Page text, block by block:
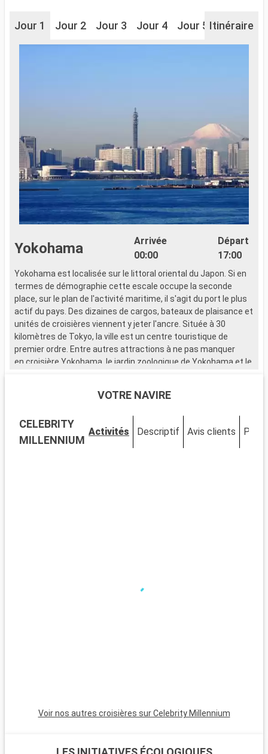
Jour 1 Jour 2 Jour 3 Jour 4 Jour 5 Jour 6
Itinéraire
Yokohama
Arrivée
00:00
Départ
17:00
Yokohama est localisée sur le littoral oriental du Japon. Si en
termes de démographie cette escale occupe la seconde
place, sur le plan de l'activité maritime, il s'agit du port le plus
actif du pays. Des dizaines de cargos, bateaux de plaisance et
unités de croisières viennent y jeter l'ancre. Située à 30
kilomètres de Tokyo, la ville est un centre touristique de
premier ordre. Entre autres attractions à ne pas manquer
en croisière Yokohama, le jardin zoologique de Yokohama et le
d'attractions de Yokohama Hakkeijima Sea Paradise est le lieu
en croisières Yokohama. D'autres préfèreront le shopping
dans les nombreux centres commerciaux qui ponctuent la
ville. Les flâneries dans le quartier chinois sont l'occasion de
VOTRE NAVIRE
CELEBRITY
MILLENNIUM
Activités Descriptif Avis clients
Voir nos autres croisières sur Celebrity Millennium